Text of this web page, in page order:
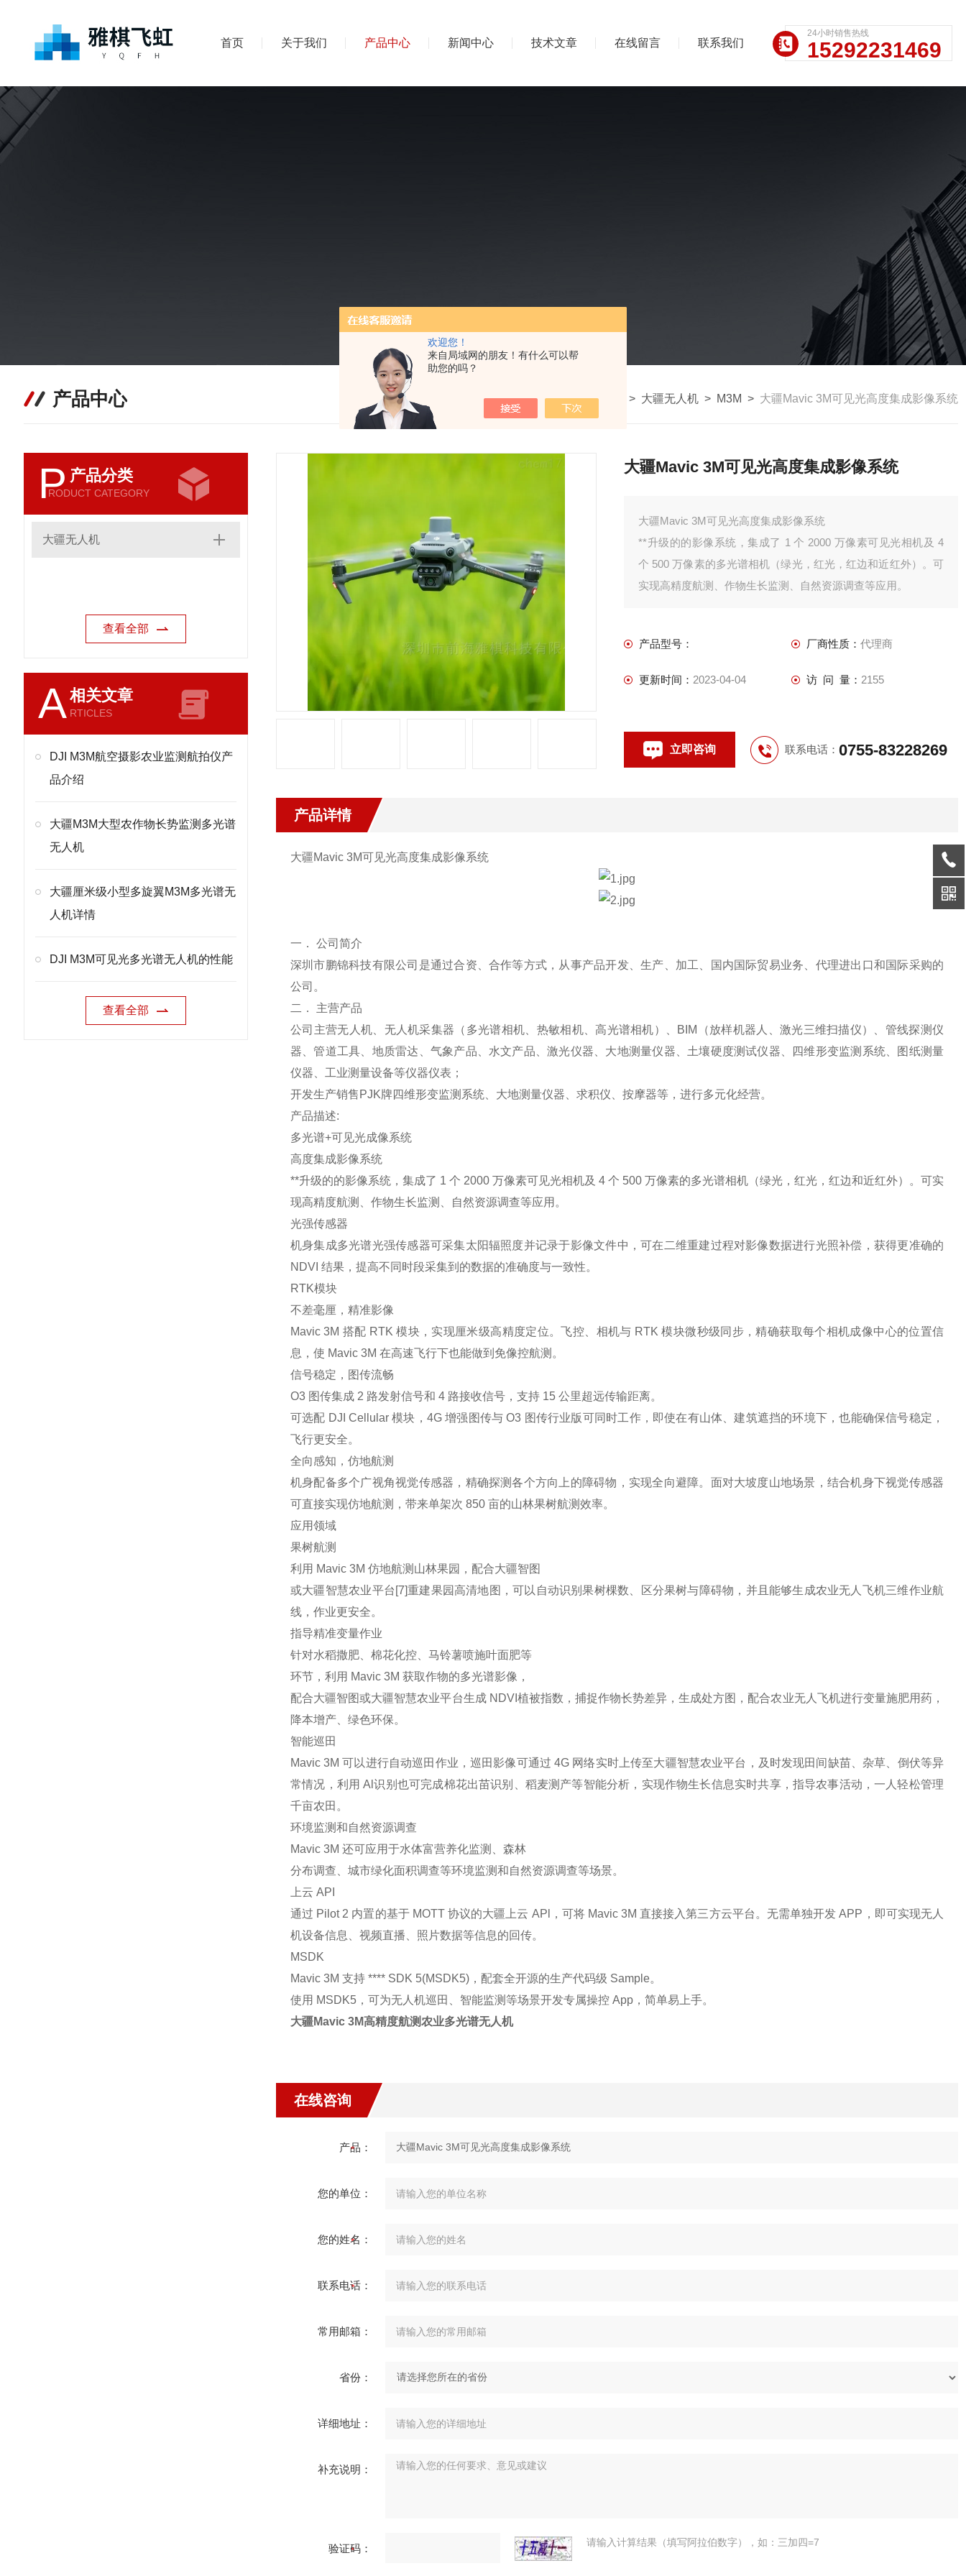
欢迎您！
来自局域网的朋友！有什么可以帮
助您的吗？
首页 关于我们 产品中心 新闻中心 技术文章 在线留言 联系我们
24小时销售热线
15292231469
产品中心 我的位置：首页>产品中心 > 大疆无人机 > M3M > 大疆Mavic 3M可见光高度集成影像系统
P 产品分类
RODUCT CATEGORY
大疆无人机
查看全部
A相关文章
RTICLES
DJI M3M航空摄影农业监测航拍仪产
品介绍
大疆M3M大型农作物长势监测多光谱
无人机
大疆厘米级小型多旋翼M3M多光谱无
人机详情
DJI M3M可见光多光谱无人机的性能
查看全部
大疆Mavic 3M可见光高度集成影像系统
大疆Mavic 3M可见光高度集成影像系统
**升级的的影像系统，集成了 1 个 2000 万像素可见光相机及 4
个 500 万像素的多光谱相机（绿光，红光，红边和近红外）。可
实现高精度航测、作物生长监测、自然资源调查等应用。
产品型号： 厂商性质： 代理商
更新时间： 2023-04-04 访 问 量： 2155
立即咨询 联系电话： 0755-83228269
产品详情
大疆Mavic 3M可见光高度集成影像系统
一． 公司简介
深圳市鹏锦科技有限公司是通过合资、合作等方式，从事产品开发、生产、加工、国内国际贸易业务、代理进出口和国际采购的
公司。
二． 主营产品
公司主营无人机、无人机采集器（多光谱相机、热敏相机、高光谱相机）、BIM（放样机器人、激光三维扫描仪）、管线探测仪
器、管道工具、地质雷达、气象产品、水文产品、激光仪器、大地测量仪器、土壤硬度测试仪器、四维形变监测系统、图纸测量
仪器、工业测量设备等仪器仪表；
开发生产销售PJK牌四维形变监测系统、大地测量仪器、求积仪、按摩器等，进行多元化经营。
产品描述:
多光谱+可见光成像系统
高度集成影像系统
**升级的的影像系统，集成了 1 个 2000 万像素可见光相机及 4 个 500 万像素的多光谱相机（绿光，红光，红边和近红外）。可实
现高精度航测、作物生长监测、自然资源调查等应用。
光强传感器
机身集成多光谱光强传感器可采集太阳辐照度并记录于影像文件中，可在二维重建过程对影像数据进行光照补偿，获得更准确的
NDVI 结果，提高不同时段采集到的数据的准确度与一致性。
RTK模块
不差毫厘，精准影像
Mavic 3M 搭配 RTK 模块，实现厘米级高精度定位。飞控、相机与 RTK 模块微秒级同步，精确获取每个相机成像中心的位置信
息，使 Mavic 3M 在高速飞行下也能做到免像控航测。
信号稳定，图传流畅
O3 图传集成 2 路发射信号和 4 路接收信号，支持 15 公里超远传输距离。
可选配 DJI Cellular 模块，4G 增强图传与 O3 图传行业版可同时工作，即使在有山体、建筑遮挡的环境下，也能确保信号稳定，
飞行更安全。
全向感知，仿地航测
机身配备多个广视角视觉传感器，精确探测各个方向上的障碍物，实现全向避障。面对大坡度山地场景，结合机身下视觉传感器
可直接实现仿地航测，带来单架次 850 亩的山林果树航测效率。
应用领域
果树航测
利用 Mavic 3M 仿地航测山林果园，配合大疆智图
或大疆智慧农业平台[7]重建果园高清地图，可以自动识别果树棵数、区分果树与障碍物，并且能够生成农业无人飞机三维作业航
线，作业更安全。
指导精准变量作业
针对水稻撒肥、棉花化控、马铃薯喷施叶面肥等
环节，利用 Mavic 3M 获取作物的多光谱影像，
配合大疆智图或大疆智慧农业平台生成 NDVI植被指数，捕捉作物长势差异，生成处方图，配合农业无人飞机进行变量施肥用药，
降本增产、绿色环保。
智能巡田
Mavic 3M 可以进行自动巡田作业，巡田影像可通过 4G 网络实时上传至大疆智慧农业平台，及时发现田间缺苗、杂草、倒伏等异
常情况，利用 Al识别也可完成棉花出苗识别、稻麦测产等智能分析，实现作物生长信息实时共享，指导农事活动，一人轻松管理
千亩农田。
环境监测和自然资源调查
Mavic 3M 还可应用于水体富营养化监测、森林
分布调查、城市绿化面积调查等环境监测和自然资源调查等场景。
上云 API
通过 Pilot 2 内置的基于 MOTT 协议的大疆上云 APl，可将 Mavic 3M 直接接入第三方云平台。无需单独开发 APP，即可实现无人
机设备信息、视频直播、照片数据等信息的回传。
MSDK
Mavic 3M 支持 **** SDK 5(MSDK5)，配套全开源的生产代码级 Sample。
使用 MSDK5，可为无人机巡田、智能监测等场景开发专属操控 App，简单易上手。
大疆Mavic 3M高精度航测农业多光谱无人机
在线咨询
产品：
您的单位：
您的姓名：
联系电话：
常用邮箱：
省份：
详细地址：
补充说明：
验证码： 请输入计算结果（填写阿拉伯数字），如：三加四=7